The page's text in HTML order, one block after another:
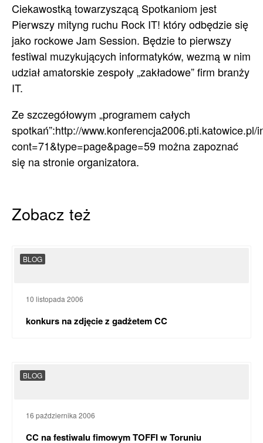
Ciekawostką towarzyszącą Spotkaniom jest
Pierwszy mityng ruchu Rock IT! który odbędzie się
jako rockowe Jam Session. Będzie to pierwszy
festiwal muzykujących informatyków, wezmą w nim
udział amatorskie zespoły „zakładowe” firm branży
IT.
Ze szczegółowym „programem całych
spotkań”:http://www.konferencja2006.pti.katowice.pl/
cont=71&type=page&page=59 można zapoznać
się na stronie organizatora.
Zobacz też
BLOG
10 listopada 2006
konkurs na zdjęcie z gadżetem CC
BLOG
16 października 2006
CC na festiwalu fimowym TOFFI w Toruniu